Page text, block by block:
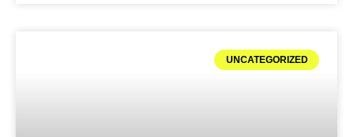
UNCATEGORIZED